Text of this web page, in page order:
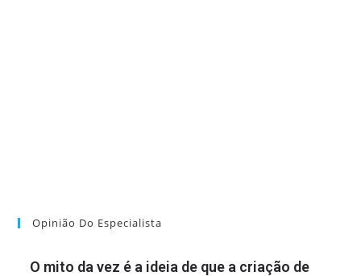
Opinião Do Especialista
O mito da vez é a ideia de que a criação de